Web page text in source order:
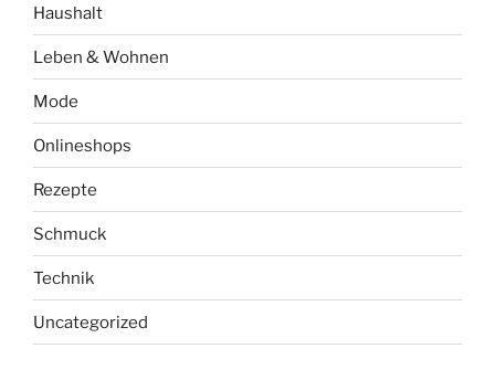
Haushalt
Leben & Wohnen
Mode
Onlineshops
Rezepte
Schmuck
Technik
Uncategorized